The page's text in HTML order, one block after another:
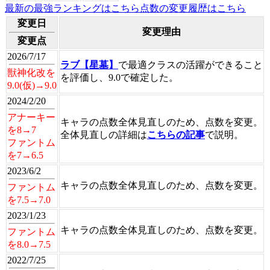
最新の最強ランキングはこちら 点数の変更履歴はこちら
変更日
変更点
変更理由
2026/7/17
獣神化改を
9.0(仮)→9.0
ラブ【星墓】 で最適クラスの活躍ができること
を評価し、9.0で確定した。
2024/2/20
アナーキー
を8→7
ファントム
を7→6.5
キャラの点数全体見直しのため、点数を変更。
全体見直しの詳細はこちらの記事で説明。
2023/6/2
ファントム
を7.5→7.0
キャラの点数全体見直しのため、点数を変更。
2023/1/23
ファントム
を8.0→7.5
キャラの点数全体見直しのため、点数を変更。
2022/7/25